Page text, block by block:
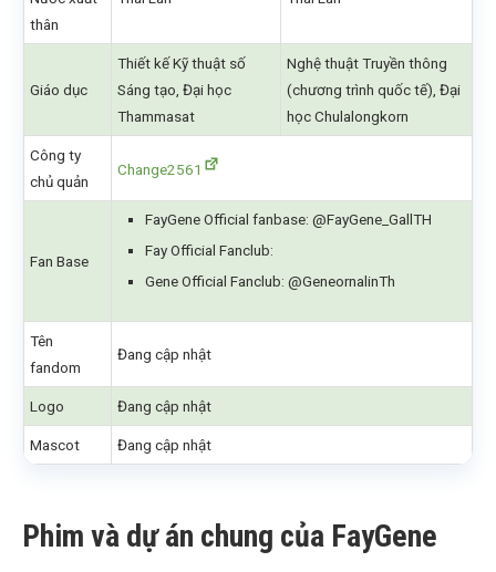
thân
Giáo dục
Thiết kế Kỹ thuật số
Sáng tạo, Đại học
Thammasat
Nghệ thuật Truyền thông
(chương trình quốc tế), Đại
học Chulalongkorn
Công ty
chủ quản
Change2561
Fan Base
FayGene Official fanbase: @FayGene_GallTH
Fay Official Fanclub:
Gene Official Fanclub: @GeneornalinTh
Tên
fandom
Đang cập nhật
Logo Đang cập nhật
Mascot Đang cập nhật
Phim và dự án chung của FayGene